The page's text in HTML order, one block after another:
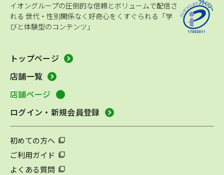
イオングループの圧倒的な信頼とボリュームで配信さ
れる 世代・性別関係なく好奇心をくすぐられる「学
びと体験型のコンテンツ」
トップページ
店舗一覧
店舗ページ
ログイン・新規会員登録
初めての方へ
ご利用ガイド
よくある質問